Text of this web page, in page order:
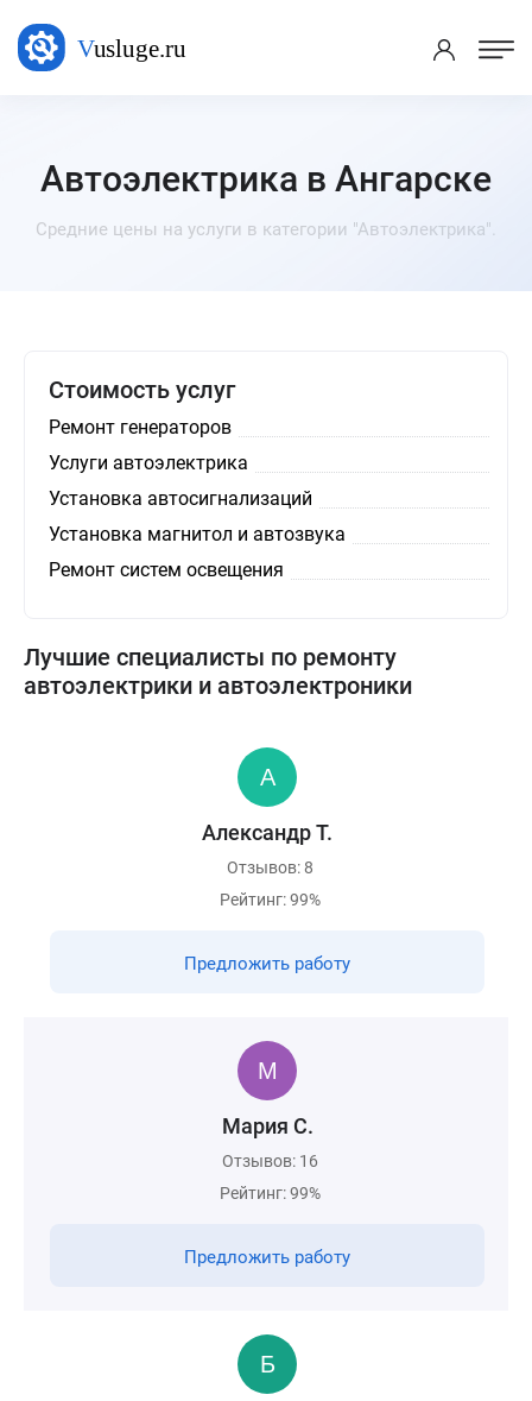
Автоэлектрика в Ангарске
Средние цены на услуги в категории "Автоэлектрика".
Стоимость услуг
Ремонт генераторов
Услуги автоэлектрика
Установка автосигнализаций
Установка магнитол и автозвука
Ремонт систем освещения
Лучшие специалисты по ремонту
автоэлектрики и автоэлектроники
Александр Т.
Отзывов: 8
Рейтинг: 99%
Предложить работу
Мария С.
Отзывов: 16
Рейтинг: 99%
Предложить работу